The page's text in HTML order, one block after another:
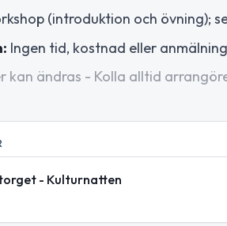
(introduktion och övning);
Ingen tid, kostnad eller
kan ändras - Kolla alltid
- Kulturnatten